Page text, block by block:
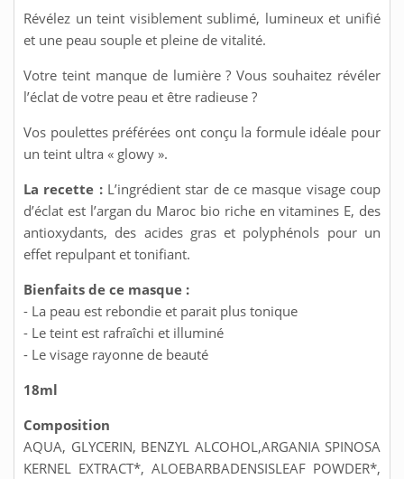
Révélez un teint visiblement sublimé, lumineux et unifié
et une peau souple et pleine de vitalité.
Votre teint manque de lumière ? Vous souhaitez révéler
l’éclat de votre peau et être radieuse ?
Vos poulettes préférées ont conçu la formule idéale pour
un teint ultra « glowy ».
La recette :L’ingrédient star de ce masque visage coup
d’éclat est l’argan du Maroc bio riche en vitamines E, des
antioxydants, des acides gras et polyphénols pour un
effet repulpant et tonifiant.
Bienfaits de ce masque :
- La peau est rebondie et parait plus tonique
- Le teint est rafraîchi et illuminé
- Le visage rayonne de beauté
18ml
Composition
AQUA, GLYCERIN, BENZYL ALCOHOL,ARGANIA SPINOSA
KERNEL EXTRACT*, ALOEBARBADENSISLEAF POWDER*,